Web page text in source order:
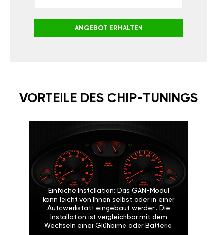
ANGEBOT ERHALTEN
VORTEILE DES CHIP-TUNINGS
Einfache Installation: Das GAN-Modul
kann leicht von Ihnen selbst oder in einer
Autowerkstatt eingebaut werden. Die
Installation ist vergleichbar mit dem
Wechseln einer Glühbirne oder Batterie.